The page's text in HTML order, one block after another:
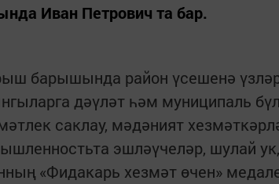
Иван Петрович та бар.
барышында район үсешенә
дәүләт һәм муниципаль
саклау, мәдәният
эшләүчеләр, шулай
«Фидакарь хезмәт өчен»